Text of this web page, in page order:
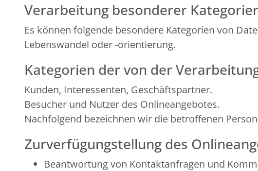
Verarbeitung besonderer
Es können folgende besondere Kategorien von
Lebenswandel oder -orientierung.
Kategorien der von der
Kunden, Interessenten, Geschäftspartner.
Besucher und Nutzer des Onlineangebotes.
Nachfolgend bezeichnen wir die betroffenen
Zurverfügungstellung des
Beantwortung von Kontaktanfragen und